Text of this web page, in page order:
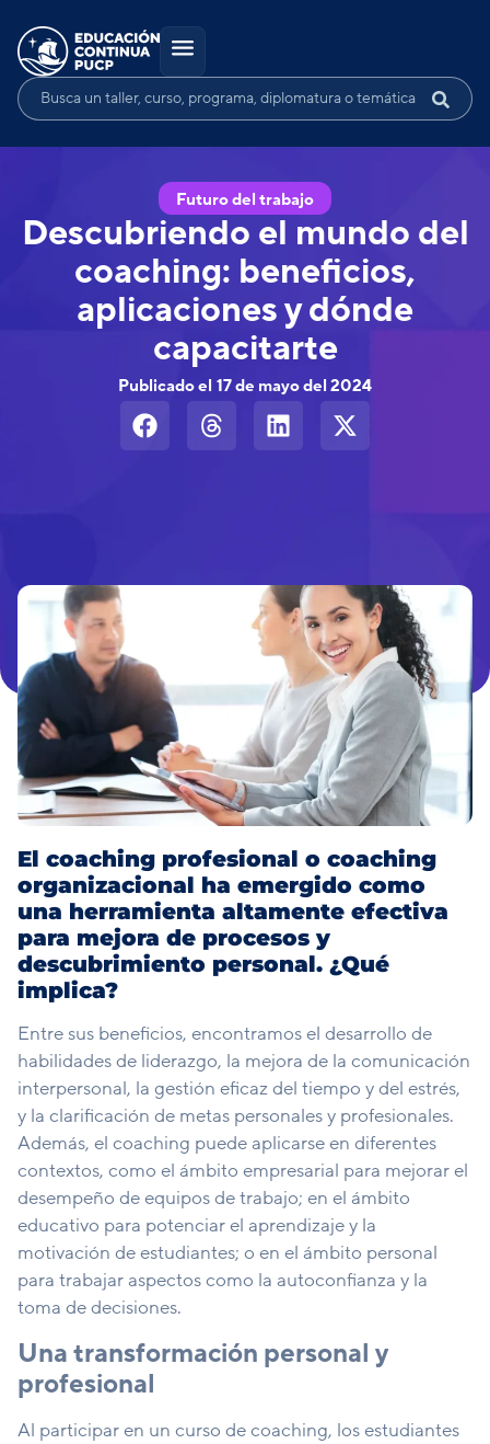
Futuro del trabajo
Descubriendo el mundo del
coaching: beneficios,
aplicaciones y dónde
capacitarte
Publicado el 17 de mayo del 2024
El coaching profesional o coaching
organizacional ha emergido como
una herramienta altamente efectiva
para mejora de procesos y
descubrimiento personal. ¿Qué
implica?
Entre sus beneficios, encontramos el desarrollo de
habilidades de liderazgo, la mejora de la comunicación
interpersonal, la gestión eficaz del tiempo y del estrés,
y la clarificación de metas personales y profesionales.
Además, el coaching puede aplicarse en diferentes
contextos, como el ámbito empresarial para mejorar el
desempeño de equipos de trabajo; en el ámbito
educativo para potenciar el aprendizaje y la
motivación de estudiantes; o en el ámbito personal
para trabajar aspectos como la autoconfianza y la
toma de decisiones.
Una transformación personal y
profesional
Al participar en un curso de coaching, los estudiantes